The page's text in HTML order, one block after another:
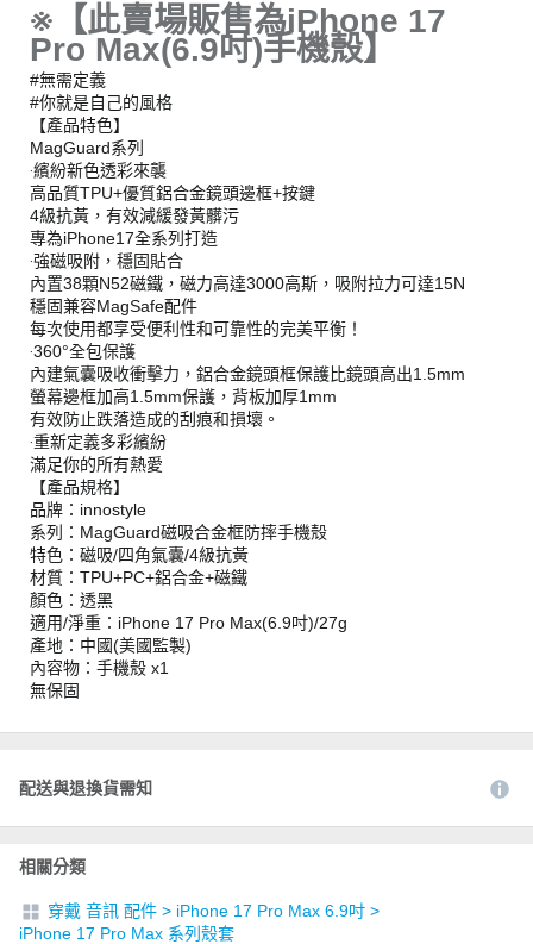
※【此賣場販售為iPhone 17
Pro Max(6.9吋)手機殼】
#無需定義
#你就是自己的風格
【產品特色】
MagGuard系列
‧繽紛新色透彩來襲
高品質TPU+優質鋁合金鏡頭邊框+按鍵
4級抗黃，有效減緩發黃髒污
專為iPhone17全系列打造
‧強磁吸附，穩固貼合
內置38顆N52磁鐵，磁力高達3000高斯，吸附拉力可達15N
穩固兼容MagSafe配件
每次使用都享受便利性和可靠性的完美平衡！
‧360°全包保護
內建氣囊吸收衝擊力，鋁合金鏡頭框保護比鏡頭高出1.5mm
螢幕邊框加高1.5mm保護，背板加厚1mm
有效防止跌落造成的刮痕和損壞。
‧重新定義多彩繽紛
滿足你的所有熱愛
【產品規格】
品牌：innostyle
系列：MagGuard磁吸合金框防摔手機殼
特色：磁吸/四角氣囊/4級抗黃
材質：TPU+PC+鋁合金+磁鐵
顏色：透黑
適用/淨重：iPhone 17 Pro Max(6.9吋)/27g
產地：中國(美國監製)
內容物：手機殼 x1
無保固
配送與退換貨需知
相關分類
穿戴 音訊 配件 > iPhone 17 Pro Max 6.9吋 >
iPhone 17 Pro Max 系列殼套